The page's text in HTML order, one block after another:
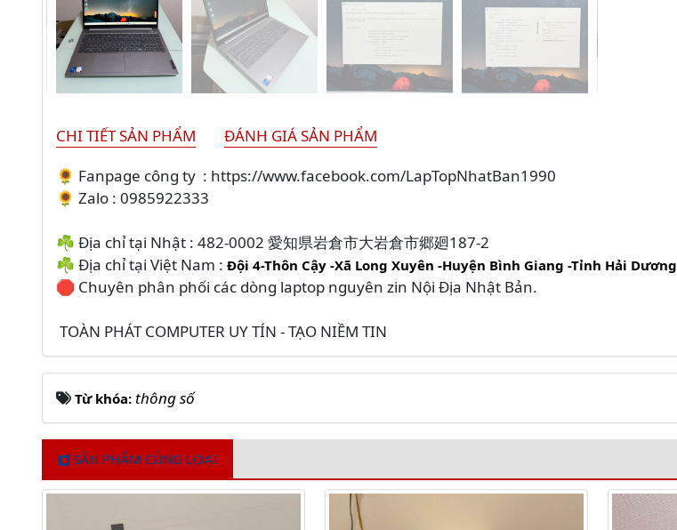
CHI TIẾT SẢN PHẨM
ĐÁNH GIÁ SẢN PHẨM
🌻 Fanpage công ty : https://www.facebook.com/LapTopNhatBan1990
🌻 Zalo : 0985922333
☘️ Địa chỉ tại Nhật : 482-0002 愛知県岩倉市大岩倉市郷廻187-2
☘️ Địa chỉ tại Việt Nam : Đội 4-Thôn Cậy -Xã Long Xuyên -Huyện Bình Giang -Tỉnh Hải Dương
🛑 Chuyên phân phối các dòng laptop nguyên zin Nội Địa Nhật Bản.
TOÀN PHÁT COMPUTER UY TÍN - TẠO NIỀM TIN
Từ khóa: thông số
SẢN PHẨM CÙNG LOẠI